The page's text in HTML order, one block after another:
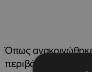
Όπως
περιβάλλον στο